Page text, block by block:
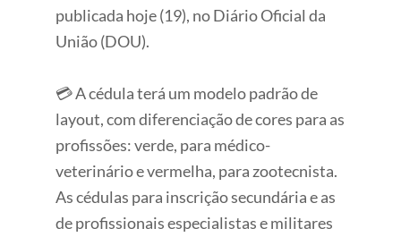
publicada hoje (19), no Diário Oficial da
União (DOU).
💳 A cédula terá um modelo padrão de
layout, com diferenciação de cores para as
profissões: verde, para médico-
veterinário e vermelha, para zootecnista.
As cédulas para inscrição secundária e as
de profissionais especialistas e militares